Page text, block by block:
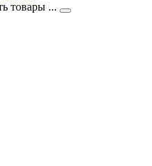
товары ...